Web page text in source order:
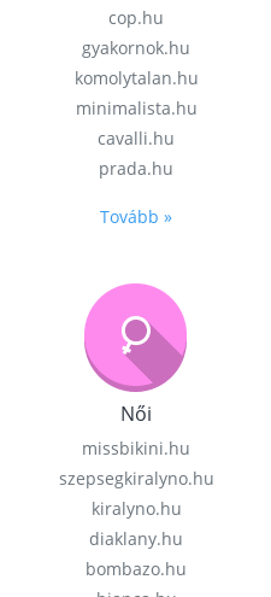
cop.hu
gyakornok.hu
komolytalan.hu
minimalista.hu
cavalli.hu
prada.hu
Tovább »
Női
missbikini.hu
szepsegkiralyno.hu
kiralyno.hu
diaklany.hu
bombazo.hu